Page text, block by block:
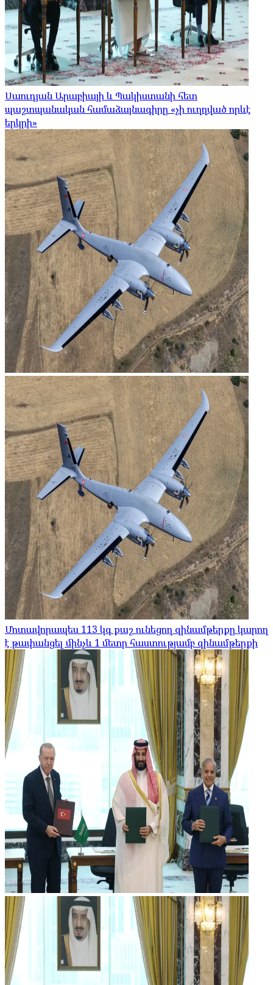
Սաուդյան Արաբիայի և Պակիստանի հետ
պաշտպանական համաձայնագիրը «չի ուղղված որևէ
երկրի»
Մոտավորապես 113 կգ քաշ ունեցող զինամթերքը կարող
է թափանցել մինչև 1 մետր հաստությամբ զինամթերքի